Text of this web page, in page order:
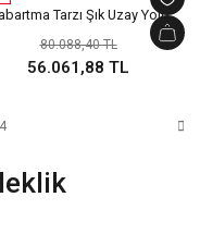
Tarzı Şık Uzay Yolu
Model Yeşil Altın Bileklik
80.088,40 TL
56.061,88 TL
4